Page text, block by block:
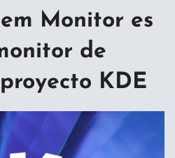
Monitor es
de
KDE